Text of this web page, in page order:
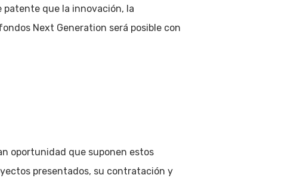
patente que la innovación, la
Next Generation será posible con
oportunidad que suponen estos
presentados, su contratación y